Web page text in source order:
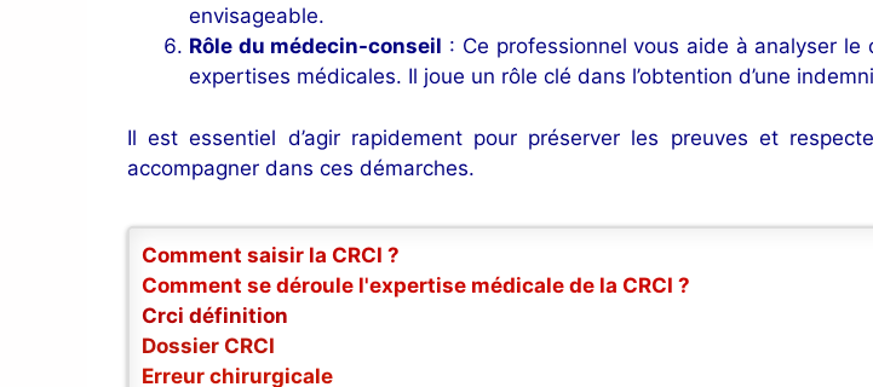
envisageable.
Rôle du médecin-conseil : Ce professionnel vous aide à analyser
expertises médicales. Il joue un rôle clé dans l’obtention d’une
Il est essentiel d’agir rapidement pour préserver les preuves et
accompagner dans ces démarches.
Comment saisir la CRCI ?
Comment se déroule l'expertise médicale de la CRCI ?
Crci définition
Dossier CRCI
Erreur chirurgicale